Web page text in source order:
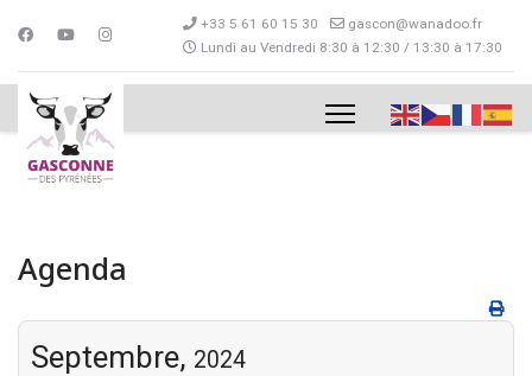
+33 5 61 60 15 30
gascon@wanadoo.fr
Lundi au Vendredi 8:30 à 12:30 / 13:30 à 17:30
Agenda
Septembre, 2024